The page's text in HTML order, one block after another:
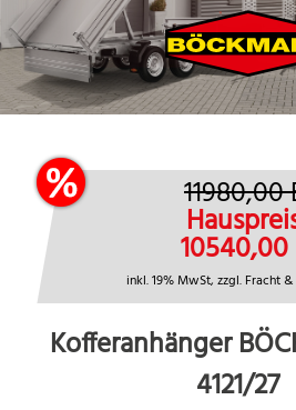
Kofferanhänger
4121/27
11980,00
10540,00
inkl. 19% MwSt, zzgl. Fracht